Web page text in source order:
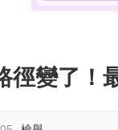
徑變了！